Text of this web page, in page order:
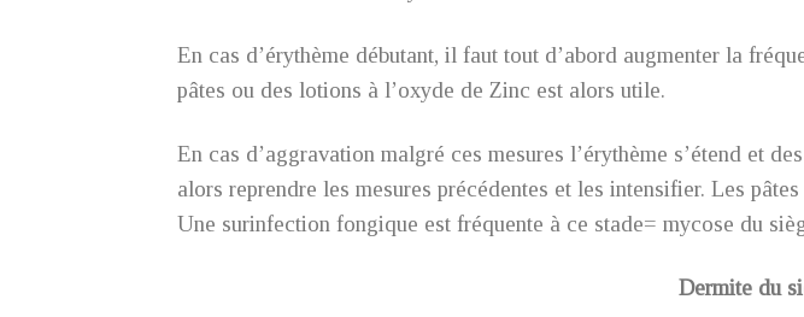
En cas d’érythème débutant, il faut tout d’abord augmenter la
pâtes ou des lotions à l’oxyde de Zinc est alors utile.
En cas d’aggravation malgré ces mesures l’érythème s’étend et
alors reprendre les mesures précédentes et les intensifier. Les
Une surinfection fongique est fréquente à ce stade= mycose du
Dermite du